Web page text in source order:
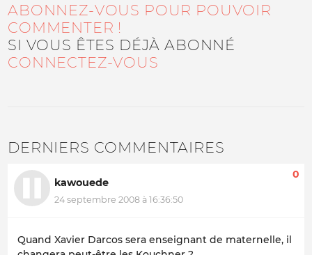
ABONNEZ-VOUS POUR POUVOIR
COMMENTER !
SI VOUS ÊTES DÉJÀ ABONNÉ
CONNECTEZ-VOUS
DERNIERS COMMENTAIRES
kawouede
24 septembre 2008 à 16:36:50
0
Quand Xavier Darcos sera enseignant de maternelle, il